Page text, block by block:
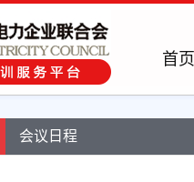
首页
会议日程